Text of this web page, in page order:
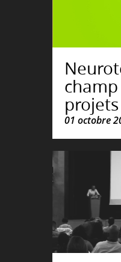
01 octobre